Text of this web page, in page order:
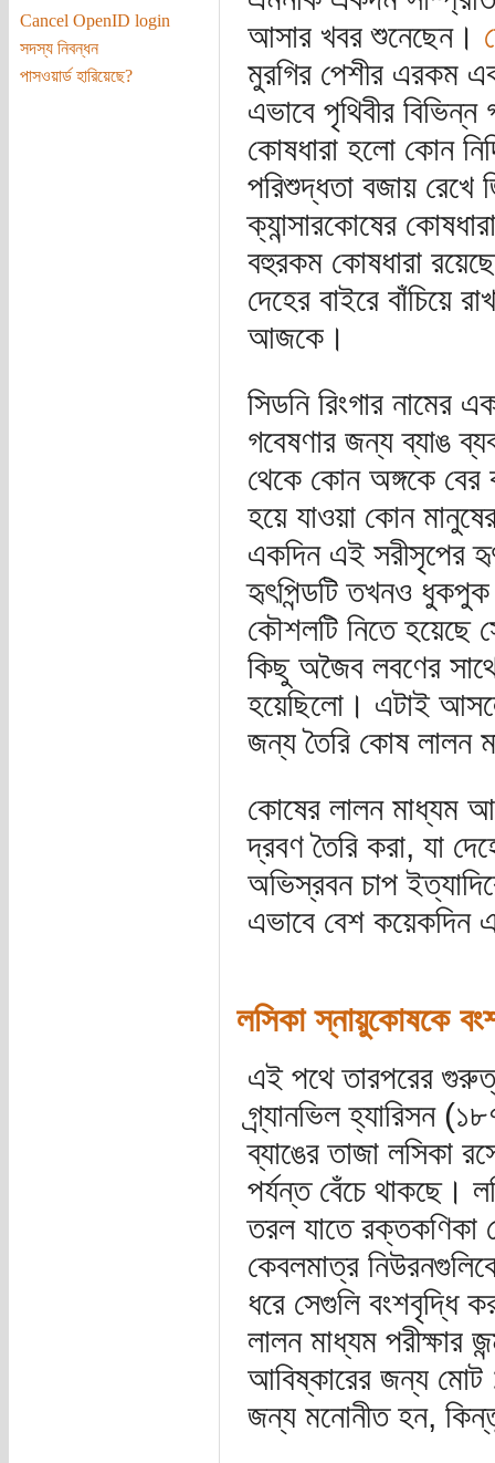
Cancel OpenID login
সদস্য নিবন্ধন
পাসওয়ার্ড হারিয়েছে?
আসার খবর শুনেছেন।
মুরগির পেশীর এরকম
এভাবে পৃথিবীর
কোষধারা হলো কোন
পরিশুদ্ধতা বজায় রেখে
ক্যান্সারকোষের
বহুরকম কোষধারা
দেহের বাইরে বাঁচিয়ে
আজকে।
সিডনি রিংগার নামের
গবেষণার জন্য ব্যাঙ
থেকে কোন অঙ্গকে বের
হয়ে যাওয়া কোন
একদিন এই সরীসৃপের
হৃৎপিন্ডটি তখনও
কৌশলটি নিতে হয়েছে
কিছু অজৈব লবণের
হয়েছিলো। এটাই
জন্য তৈরি কোষ লালন
কোষের লালন মাধ্যম
দ্রবণ তৈরি করা, যা
অভিস্রবন চাপ
এভাবে বেশ কয়েকদিন
লসিকা স্নায়ুকোষকে
এই পথে তারপরের
গ্র্যানভিল হ্যারিসন
ব্যাঙের তাজা লসিকা
পর্যন্ত বেঁচে থাকছে।
তরল যাতে রক্তকণিকা
কেবলমাত্র
ধরে সেগুলি বংশবৃদ্ধি
লালন মাধ্যম পরীক্ষার
আবিষ্কারের জন্য মোট
জন্য মনোনীত হন,